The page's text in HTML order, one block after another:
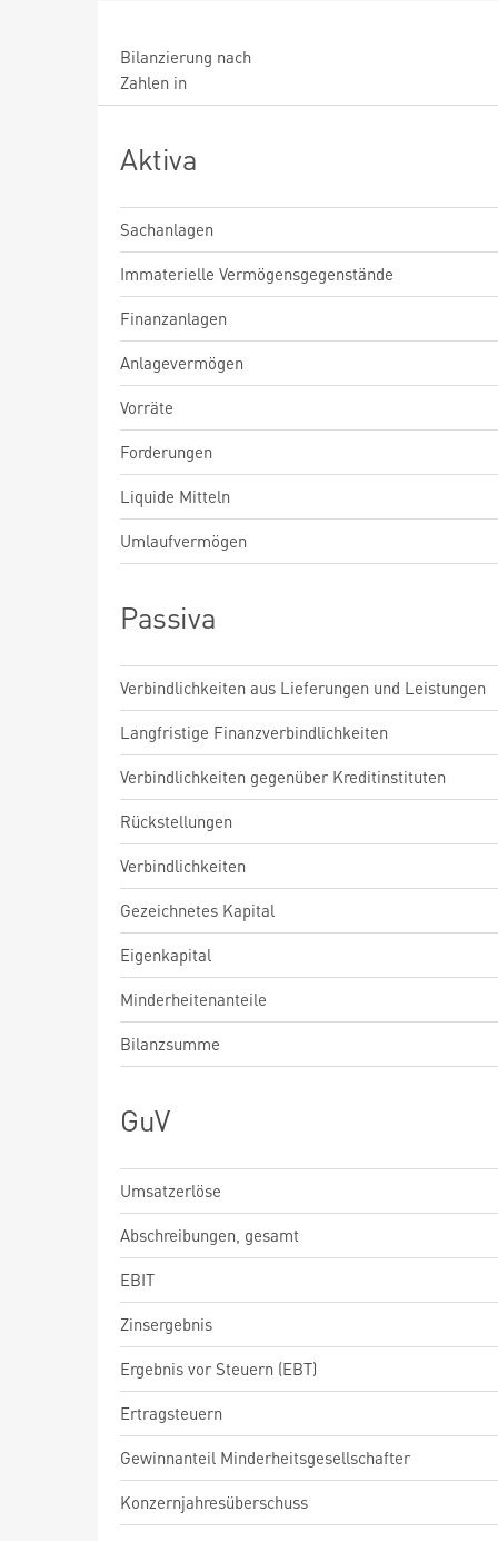
Bilanzierung nach
Zahlen in
Aktiva
Sachanlagen
Immaterielle Vermögensgegenstände
Finanzanlagen
Anlagevermögen
Vorräte
Forderungen
Liquide Mitteln
Umlaufvermögen
Passiva
Verbindlichkeiten aus Lieferungen und Leistungen
Langfristige Finanzverbindlichkeiten
Verbindlichkeiten gegenüber Kreditinstituten
Rückstellungen
Verbindlichkeiten
Gezeichnetes Kapital
Eigenkapital
Minderheitenanteile
Bilanzsumme
GuV
Umsatzerlöse
Abschreibungen, gesamt
EBIT
Zinsergebnis
Ergebnis vor Steuern (EBT)
Ertragsteuern
Gewinnanteil Minderheitsgesellschafter
Konzernjahresüberschuss